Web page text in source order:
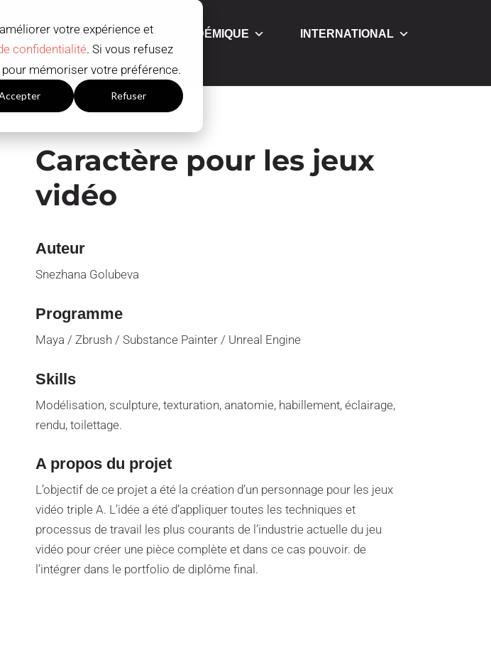
votre expérience et
confidentialité. Si vous refusez
mémoriser votre préférence.
Refuser
D'ÉTUDES OFFRE ACADÉMIQUE
INTERNATIONAL
Caractère pour les jeux
vidéo
Auteur
Snezhana Golubeva
Programme
Maya / Zbrush / Substance Painter / Unreal Engine
Skills
Modélisation, sculpture, texturation, anatomie, habillement, éclairage,
rendu, toilettage.
A propos du projet
L’objectif de ce projet a été la création d’un personnage pour les jeux
vidéo triple A. L’idée a été d’appliquer toutes les techniques et
processus de travail les plus courants de l’industrie actuelle du jeu
vidéo pour créer une pièce complète et dans ce cas pouvoir. de
l’intégrer dans le portfolio de diplôme final.